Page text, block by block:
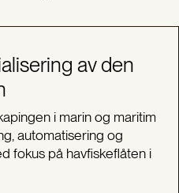
av den
i marin og maritim
automatisering og
fokus på havfiskeflåten i